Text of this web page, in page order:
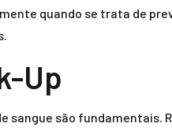
quando se trata de
Up
sangue são